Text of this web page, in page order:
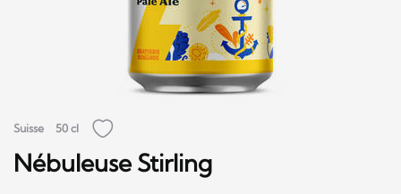
Suisse 50 cl
Nébuleuse Stirling